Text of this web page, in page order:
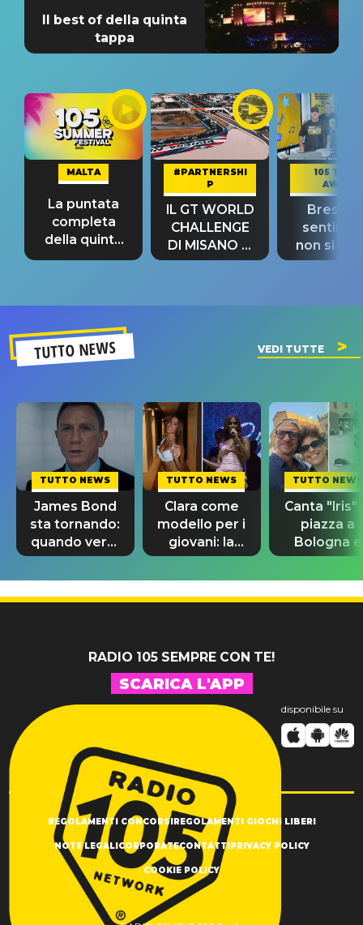
Il best of della quinta
tappa
MALTA
La puntata
completa
della quinta
tappa
#PARTNERSHI
P
IL GT WORLD
CHALLENGE
DI MISANO si
riconferma
105 TAKE
AWAY
Bresh:
non si
fino alla
TUTTO NEWS VEDI TUTTE
TUTTO NEWS
James Bond
sta tornando:
quando verrà
svelato il
nuovo 007
TUTTO NEWS
Clara come
modello per i
giovani: la
dedica
dell'ex
professore
TUTTO NEWS
Canta "Iris"
piazza a
Bologna e
spunta
Antonacci
RADIO 105 SEMPRE CON TE!
SCARICA L'APP
disponibile su
REGOLAMENTI CONCORSIREGOLAMENTI GIOCHI LIBERI
NOTE LEGALICORPORATECONTATTIPRIVACY POLICY
COOKIE POLICY